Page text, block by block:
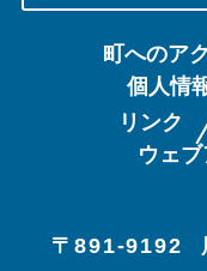
町へのア
個人情
リンク
ウェ
〒891-9192